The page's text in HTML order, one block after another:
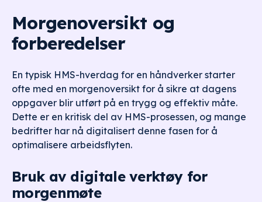
Morgenoversikt og
forberedelser
En typisk HMS-hverdag for en håndverker starter
ofte med en morgenoversikt for å sikre at dagens
oppgaver blir utført på en trygg og effektiv måte.
Dette er en kritisk del av HMS-prosessen, og mange
bedrifter har nå digitalisert denne fasen for å
optimalisere arbeidsflyten.
Bruk av digitale verktøy for
morgenmøte